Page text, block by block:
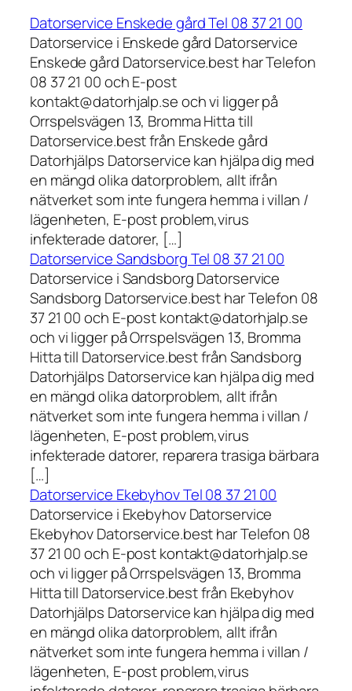
Datorservice Enskede gård Tel 08 37 21 00
Datorservice i Enskede gård Datorservice
Enskede gård Datorservice.best har Telefon
08 37 21 00 och E-post
kontakt@datorhjalp.se och vi ligger på
Orrspelsvägen 13, Bromma Hitta till
Datorservice.best från Enskede gård
Datorhjälps Datorservice kan hjälpa dig med
en mängd olika datorproblem, allt ifrån
nätverket som inte fungera hemma i villan /
lägenheten, E-post problem,virus
infekterade datorer, […]
Datorservice Sandsborg Tel 08 37 21 00
Datorservice i Sandsborg Datorservice
Sandsborg Datorservice.best har Telefon 08
37 21 00 och E-post kontakt@datorhjalp.se
och vi ligger på Orrspelsvägen 13, Bromma
Hitta till Datorservice.best från Sandsborg
Datorhjälps Datorservice kan hjälpa dig med
en mängd olika datorproblem, allt ifrån
nätverket som inte fungera hemma i villan /
lägenheten, E-post problem,virus
infekterade datorer, reparera trasiga bärbara
[…]
Datorservice Ekebyhov Tel 08 37 21 00
Datorservice i Ekebyhov Datorservice
Ekebyhov Datorservice.best har Telefon 08
37 21 00 och E-post kontakt@datorhjalp.se
och vi ligger på Orrspelsvägen 13, Bromma
Hitta till Datorservice.best från Ekebyhov
Datorhjälps Datorservice kan hjälpa dig med
en mängd olika datorproblem, allt ifrån
nätverket som inte fungera hemma i villan /
lägenheten, E-post problem,virus